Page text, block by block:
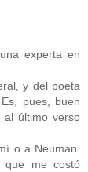
experta en
y del poeta
pues, buen
al último verso
o a Neuman.
que me costó